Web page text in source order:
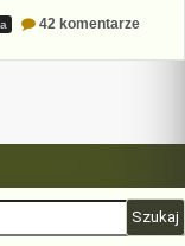
42 komentarze